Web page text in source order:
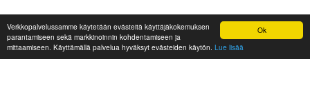
Ok
Verkkopalvelussamme käytetään evästeitä käyttäjäkokemuksen
parantamiseen sekä markkinoinnin kohdentamiseen ja
mittaamiseen. Käyttämällä palvelua hyväksyt evästeiden käytön. Lue lisää